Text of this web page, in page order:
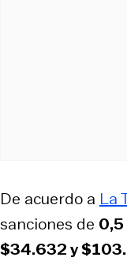
De acuerdo a La
sanciones de 0,5
$34.632 y